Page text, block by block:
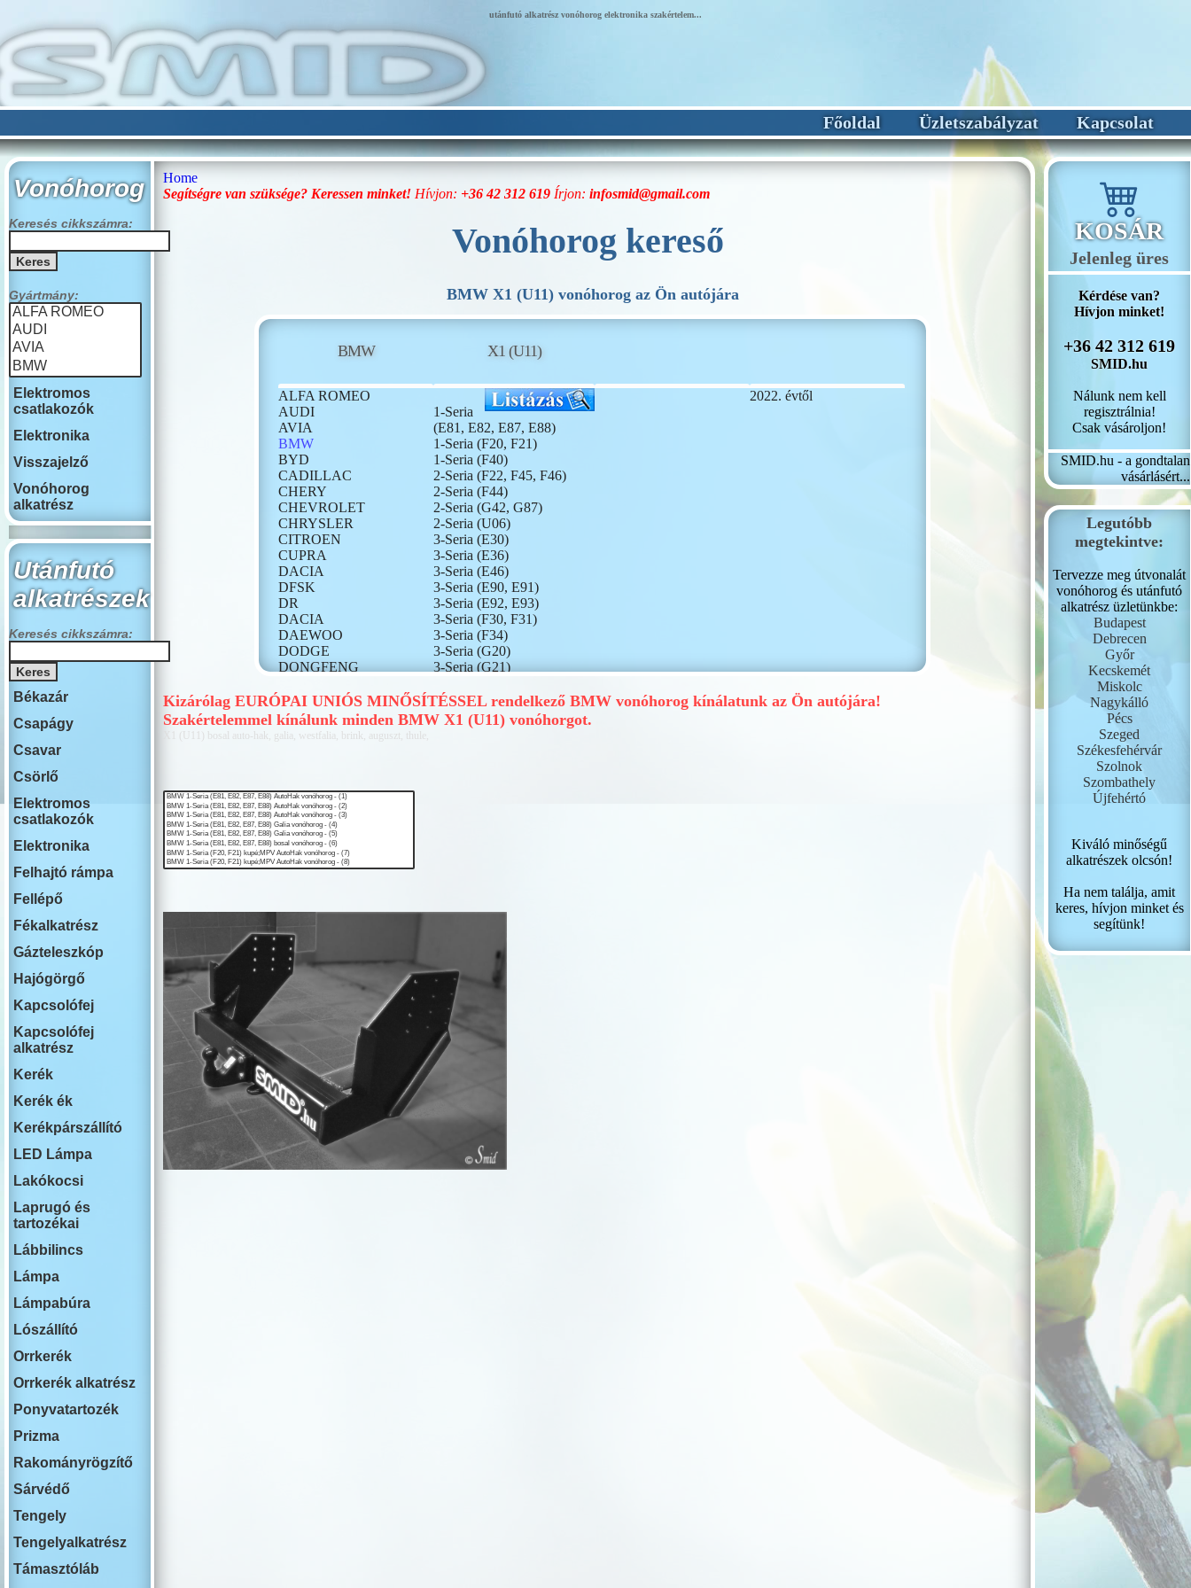
utánfutó alkatrész vonóhorog elektronika szakértelem...
Főoldal Üzletszabályzat Kapcsolat
Home
Segítségre van szüksége? Keressen minket! Hívjon: +36 42 312 619 Írjon: infosmid@gmail.com
Vonóhorog kereső
BMW X1 (U11) vonóhorog az Ön autójára
BMW X1 (U11)
ALFA ROMEO
AUDI
AVIA
BMW
BYD
CADILLAC
CHERY
CHEVROLET
CHRYSLER
CITROEN
CUPRA
DACIA
DFSK
DR
DACIA
DAEWOO
DODGE
DONGFENG
FORD
GONOW
HONDA
ISUZU
IVECO
JAECOO
JAGUAR
JEEP
KIA
LAND ROVER
LEAPMOTOR
LEXUS
MAN
MAHINDRA
MERCEDES
MINI COOPER
MITSUBISHI
NISSAN
OMODA
OPEL
PEUGEOT
PLYMOUTH
1-Seria
(E81, E82, E87, E88)
1-Seria (F20, F21)
1-Seria (F40)
2-Seria (F22, F45, F46)
2-Seria (F44)
2-Seria (G42, G87)
2-Seria (U06)
3-Seria (E30)
3-Seria (E36)
3-Seria (E46)
3-Seria (E90, E91)
3-Seria (E92, E93)
3-Seria (F30, F31)
3-Seria (F34)
3-Seria (G20)
3-Seria (G21)
3-Seria (G80)
3-Seria (G81)
4-Seria (F32, F33, F36)
6-Seria (G32)
7-Seria (E32)
7-Seria (E38)
7-Seria (E65, E66)
7-Seria (F01)
7-Seria (G11, G12)
7-Seria (G70)
X1 (E84)
X2 (F39)
X3 (F25)
X3 (G01, F97)
2022. évtől
Kizárólag EURÓPAI UNIÓS MINŐSÍTÉSSEL rendelkező BMW vonóhorog kínálatunk az Ön autójára!
Szakértelemmel kínálunk minden BMW X1 (U11) vonóhorgot.
X1 (U11) bosal auto-hak, galia, westfalia, brink, auguszt, thule,
Vonóhorog
Keresés cikkszámra:
Gyártmány:
Elektromos
csatlakozók
Elektronika
Visszajelző
Vonóhorog
alkatrész
Utánfutó
alkatrészek
Keresés cikkszámra:
Békazár
Csapágy
Csavar
Csörlő
Elektromos
csatlakozók
Elektronika
Felhajtó rámpa
Fellépő
Fékalkatrész
Gázteleszkóp
Hajógörgő
Kapcsolófej
Kapcsolófej
alkatrész
Kerék
Kerék ék
Kerékpárszállító
LED Lámpa
Lakókocsi
Laprugó és
tartozékai
Lábbilincs
Lámpa
Lámpabúra
Lószállító
Orrkerék
Orrkerék alkatrész
Ponyvatartozék
Prizma
Rakományrögzítő
Sárvédő
Tengely
Tengelyalkatrész
Támasztóláb
KOSÁR
Jelenleg üres
Kérdése van?
Hívjon minket!
+36 42 312 619
SMID.hu
Nálunk nem kell
regisztrálnia!
Csak vásároljon!
SMID.hu - a gondtalan
vásárlásért...
Legutóbb
megtekintve:
Tervezze meg útvonalát
vonóhorog és utánfutó
alkatrész üzletünkbe:
Budapest
Debrecen
Győr
Kecskemét
Miskolc
Nagykálló
Pécs
Szeged
Székesfehérvár
Szolnok
Szombathely
Újfehértó
Kiváló minőségű
alkatrészek olcsón!
Ha nem találja, amit
keres, hívjon minket és
segítünk!